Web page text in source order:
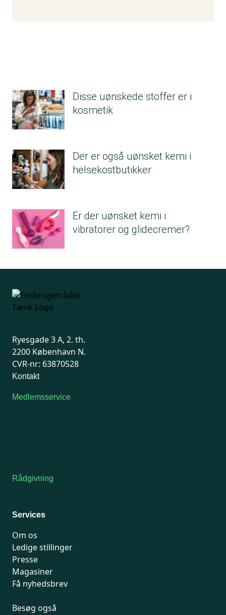
Pinene (nyt parfumestof)
Geranyl acetate (nyt parfumestof)
Dimethyl Phenethyl Acetate (nyt
Beta-caryophyllene (nyt parfumestof)
Anethole (nyt parfumestof)
Carvone (nyt parfumestof)
Benzaldehyde (nyt parfumestof)
Terpinolene (nyt parfumestof)
Disse uønskede stoffer er i
kosmetik
Der er også uønsket kemi i
helsekostbutikker
Er der uønsket kemi i
vibratorer og glidecremer?
Ryesgade 3 A, 2. th.
2200 København N.
CVR-nr: 63870528
Kontakt
Medlemsservice
Rådgivning
Services
Om os
Ledige stillinger
Presse
Magasiner
Få nyhedsbrev
Besøg også